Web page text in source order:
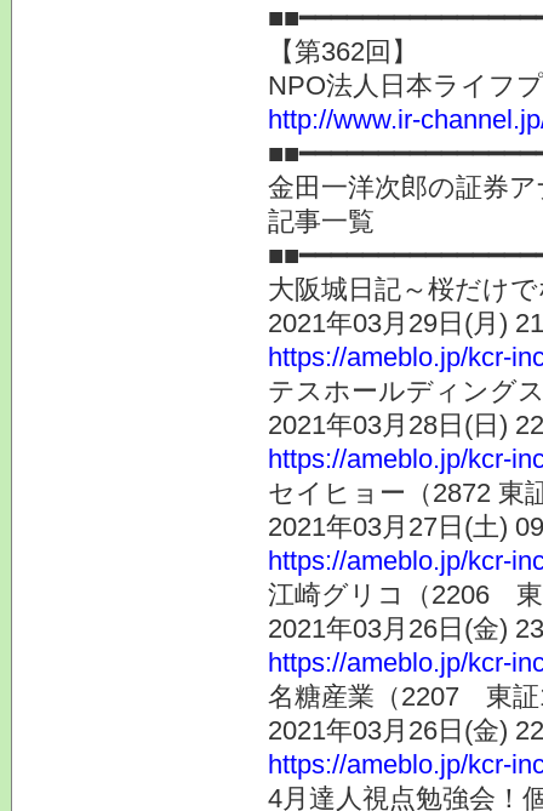
【第362回】
NPO法人日本ライフ
http://www.ir-
金田一洋次郎の証券
記事一覧
大阪城日記～桜だけ
2021年03月29日(月)
https://ameblo.jp/kcr-
テスホールディング
2021年03月28日(日)
https://ameblo.jp/kcr-
セイヒョー（2872 東
2021年03月27日(土)
https://ameblo.jp/kcr-
江崎グリコ（2206 東
2021年03月26日(金)
https://ameblo.jp/kcr-
名糖産業（2207 東証
2021年03月26日(金)
https://ameblo.jp/kcr-
4月達人視点勉強会！